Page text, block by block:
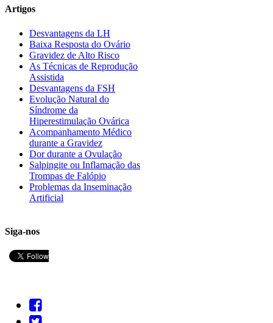
Artigos
Desvantagens da LH
Baixa Resposta do Ovário
Gravidez de Alto Risco
As Técnicas de Reprodução
Assistida
Desvantagens da FSH
Evolução Natural do
Síndrome da
Hiperestimulação Ovárica
Acompanhamento Médico
durante a Gravidez
Dor durante a Ovulação
Salpingite ou Inflamação das
Trompas de Falópio
Problemas da Inseminação
Artificial
Siga-nos